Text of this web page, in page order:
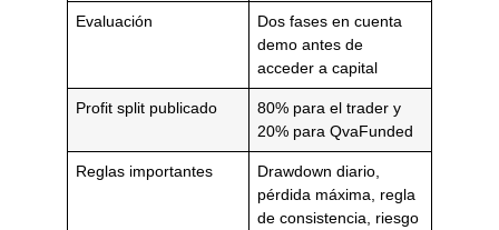
Evaluación
Dos fases en cuenta
demo antes de
acceder a capital
Profit split publicado
80% para el trader y
20% para QvaFunded
Reglas importantes
Drawdown diario,
pérdida máxima, regla
de consistencia, riesgo